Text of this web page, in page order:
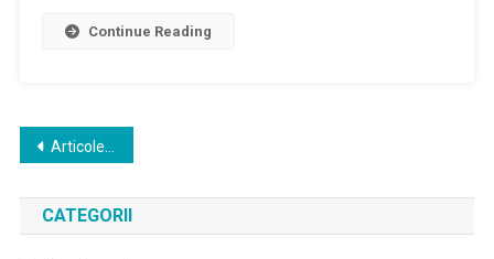
Continue Reading
Navigare
în
articole
Articole mai vechi
CATEGORII